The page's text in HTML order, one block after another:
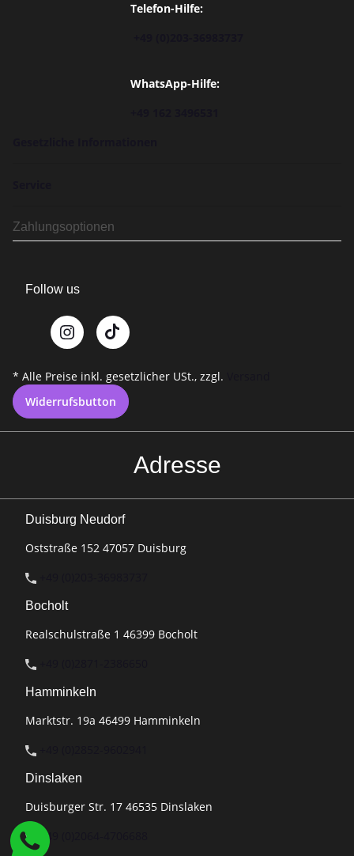
Telefon-Hilfe:
WhatsApp-Hilfe:
Zahlungsoptionen
Follow us
* Alle Preise inkl. gesetzlicher USt., zzgl.
Widerrufsbutton
Adresse
Duisburg Neudorf
Oststraße 152 47057 Duisburg
Bocholt
Realschulstraße 1 46399 Bocholt
Hamminkeln
Marktstr. 19a 46499 Hamminkeln
Dinslaken
Duisburger Str. 17 46535 Dinslaken
+49 (0)2064-4706688